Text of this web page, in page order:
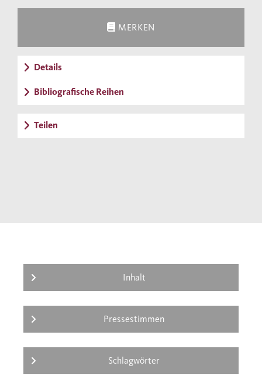
MERKEN
Details
Bibliografische Reihen
Teilen
Inhalt
Pressestimmen
Schlagwörter